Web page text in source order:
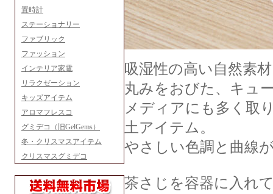
置時計
ステーショナリー
ファブリック
ファッション
インテリア家電
リラクゼーション
キッズアイテム
アロマフレスコ
グミデコ（旧GelGems）
冬・クリスマスアイテム
クリスマスグミデコ
吸湿性の高い自然素
丸みをおびた、キュ
メディアにも多く取
土アイテム。
やさしい色調と曲線
茶さじを容器に入れ